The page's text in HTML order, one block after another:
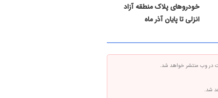
خودروهای پلاک منطقه آزاد
انزلی تا پایان آذر ماه
در وب منتشر خواهد شد.
شد.